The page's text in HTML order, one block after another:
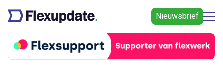
Nieuwsbrief